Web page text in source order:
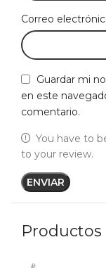
Correo
Guardar mi
en este
comentario.
You have to
to your review.